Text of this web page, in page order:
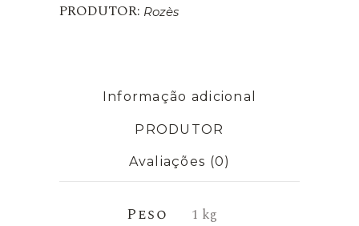
PRODUTOR: Rozès
Informação adicional
PRODUTOR
Avaliações (0)
Peso 1 kg